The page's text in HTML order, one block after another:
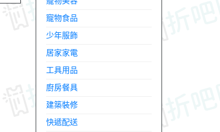
寵物食品
少年服飾
居家家電
工具用品
廚房餐具
建築裝修
快遞配送